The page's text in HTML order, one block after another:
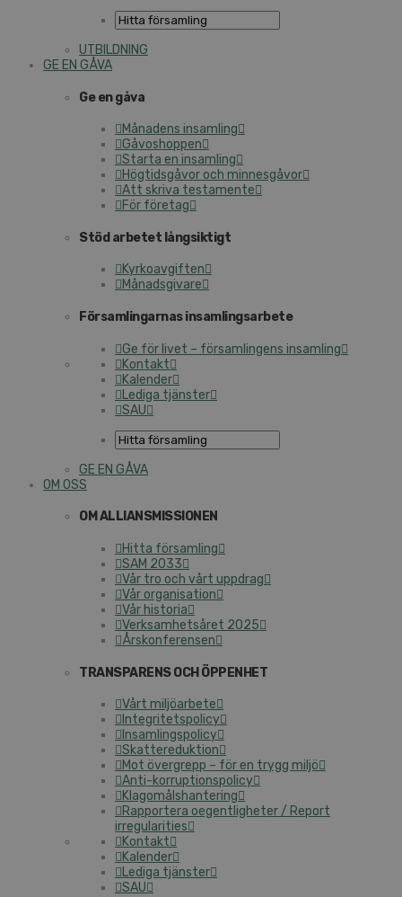
UTBILDNING
GE EN GÅVA
Ge en gåva
Månadens insamling
Gåvoshoppen
Starta en insamling
Högtidsgåvor och minnesgåvor
Att skriva testamente
För företag
Stöd arbetet långsiktigt
Kyrkoavgiften
Månadsgivare
Församlingarnas insamlingsarbete
Ge för livet – församlingens insamling
Kontakt
Kalender
Lediga tjänster
SAU
GE EN GÅVA
OM OSS
OM ALLIANSMISSIONEN
Hitta församling
SAM 2033
Vår tro och vårt uppdrag
Vår organisation
Vår historia
Verksamhetsåret 2025
Årskonferensen
TRANSPARENS OCH ÖPPENHET
Vårt miljöarbete
Integritetspolicy
Insamlingspolicy
Skattereduktion
Mot övergrepp – för en trygg miljö
Anti-korruptionspolicy
Klagomålshantering
Rapportera oegentligheter / Report
irregularities
Kontakt
Kalender
Lediga tjänster
SAU